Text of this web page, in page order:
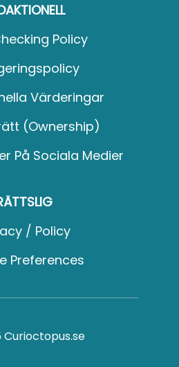
Policy
Värderingar
(Ownership)
På Sociala Medier
/ Policy
Preferences
Curioctopus.se